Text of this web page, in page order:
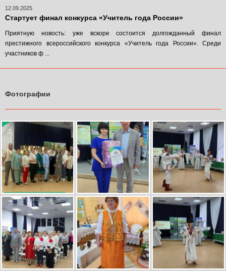
12.09.2025
Стартует финал конкурса «Учитель года России»
Приятную новость: уже вскоре состоится долгожданный финал
престижного всероссийского конкурса «Учитель года России». Среди
участников ф ...
Фотографии